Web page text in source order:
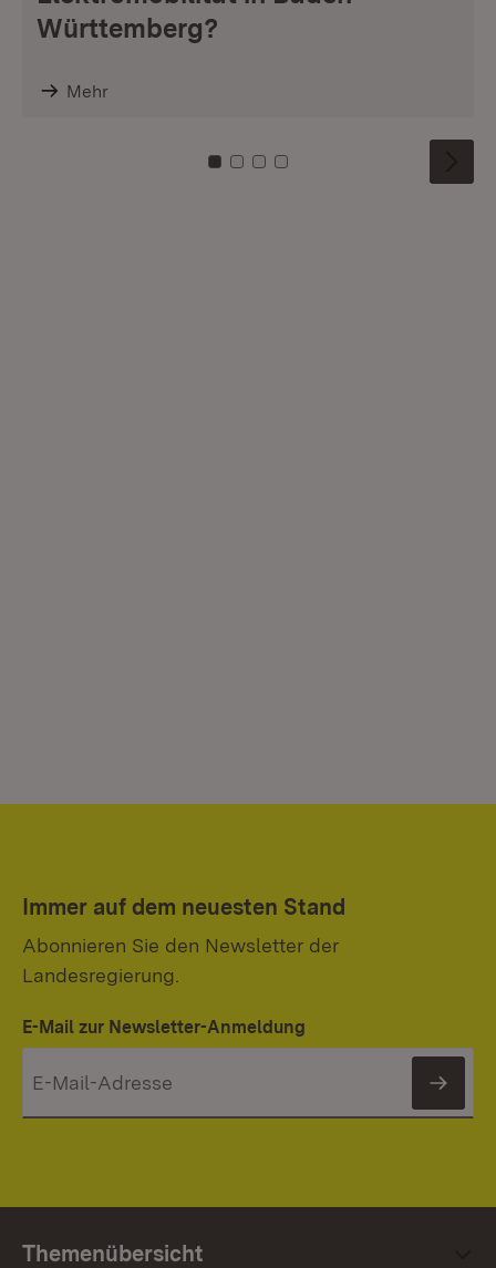
Württemberg?
Mehr
Zu Kachel: 0
Zu Kachel: 1
Zu Kachel: 2
Zu Kachel: 3
Immer auf dem neuesten Stand
Abonnieren Sie den Newsletter der
Landesregierung.
E-Mail zur Newsletter-Anmeldung
Themenübersicht